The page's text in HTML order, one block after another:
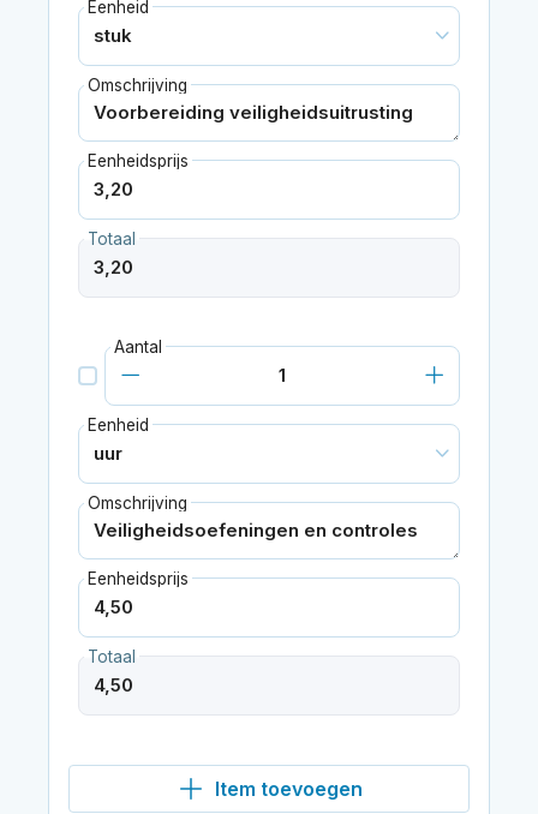
Eenheid
Omschrijving
Eenheidsprijs
Totaal
Aantal
Eenheid
Omschrijving
Eenheidsprijs
Totaal
Item toevoegen